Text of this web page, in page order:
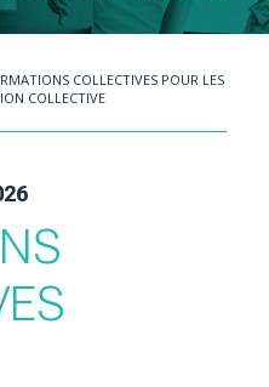
COLLECTIVES POUR LES
COLLECTIVE